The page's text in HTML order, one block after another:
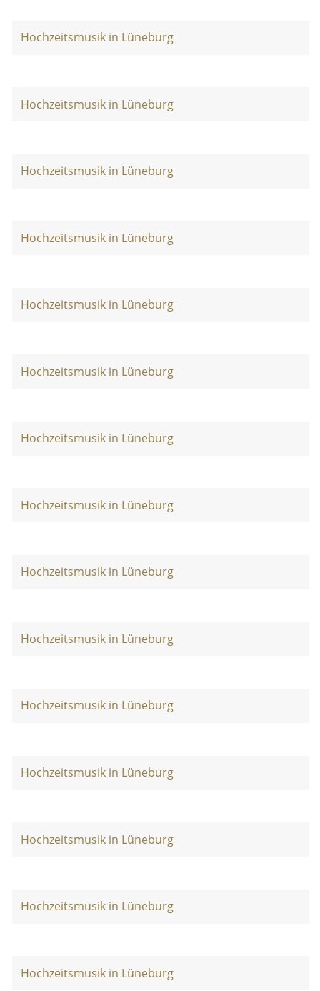
Hochzeitsmusik in Lüneburg
Hochzeitsmusik in Lüneburg
Hochzeitsmusik in Lüneburg
Hochzeitsmusik in Lüneburg
Hochzeitsmusik in Lüneburg
Hochzeitsmusik in Lüneburg
Hochzeitsmusik in Lüneburg
Hochzeitsmusik in Lüneburg
Hochzeitsmusik in Lüneburg
Hochzeitsmusik in Lüneburg
Hochzeitsmusik in Lüneburg
Hochzeitsmusik in Lüneburg
Hochzeitsmusik in Lüneburg
Hochzeitsmusik in Lüneburg
Hochzeitsmusik in Lüneburg